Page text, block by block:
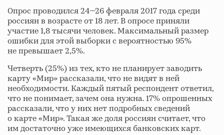
Опрос проводился 24—26 февраля 2017 года среди
россиян в возрасте от 18 лет. В опросе приняли
участие 1,8 тысячи человек. Максимальный размер
ошибки для этой выборки с вероятностью 95%
не превышает 2,5%.
Четверть (25%) из тех, кто не планирует заводить
карту «Мир» рассказали, что не видят в ней
необходимости. Каждый пятый респондент ответил,
что не понимает, зачем она нужна. 17% опрошенных
рассказали, что у них нет подробных сведений
о карте «Мир». Такая же доля россиян считает, что
им достаточно уже имеющихся банковских карт.